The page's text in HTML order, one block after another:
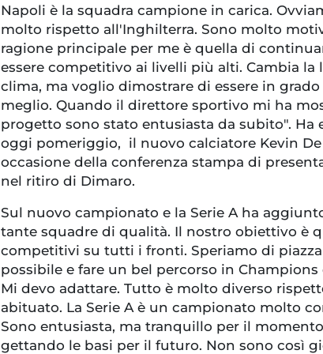
Napoli è la squadra campione in carica.
molto rispetto all'Inghilterra. Sono molto
ragione principale per me è quella di
essere competitivo ai livelli più alti. Cambia la
clima, ma voglio dimostrare di essere in
meglio. Quando il direttore sportivo mi ha
progetto sono stato entusiasta da subito". Ha
oggi pomeriggio, il nuovo calciatore Kevin
occasione della conferenza stampa di
nel ritiro di Dimaro.
Sul nuovo campionato e la Serie A ha
tante squadre di qualità. Il nostro obiettivo è
competitivi su tutti i fronti. Speriamo di
possibile e fare un bel percorso in Champions
Mi devo adattare. Tutto è molto diverso
abituato. La Serie A è un campionato molto
Sono entusiasta, ma tranquillo per il
gettando le basi per il futuro. Non sono così